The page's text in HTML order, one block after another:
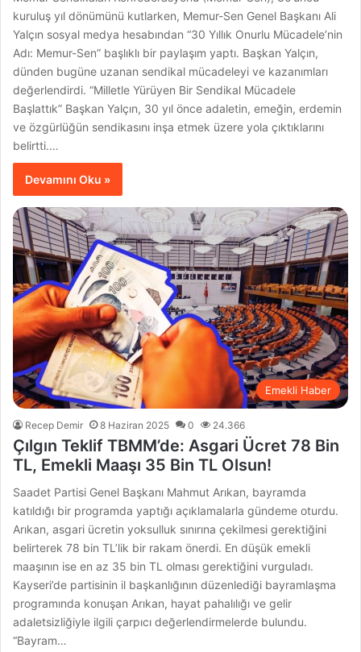
kuruluş yıl dönümünü kutlarken, Memur-Sen Genel Başkanı Ali
Yalçın sosyal medya hesabından “30 Yıllık Onurlu Mücadele’nin
Adı: Memur-Sen” başlıklı bir paylaşım yaptı. Başkan Yalçın,
dünden bugüne uzanan sendikal mücadeleyi ve kazanımları
değerlendirdi. “Milletle Yürüyen Bir Sendikal Mücadele
Başlattık” Başkan Yalçın, 30 yıl önce adaletin, emeğin, erdemin
ve özgürlüğün sendikasını inşa etmek üzere yola çıktıklarını
belirtti.…
Devamını Oku »
Emekli Haber
Recep Demir 8 Haziran 2025 0 24.366
Çılgın Teklif TBMM’de: Asgari Ücret 78 Bin
TL, Emekli Maaşı 35 Bin TL Olsun!
Saadet Partisi Genel Başkanı Mahmut Arıkan, bayramda
katıldığı bir programda yaptığı açıklamalarla gündeme oturdu.
Arıkan, asgari ücretin yoksulluk sınırına çekilmesi gerektiğini
belirterek 78 bin TL’lik bir rakam önerdi. En düşük emekli
maaşının ise en az 35 bin TL olması gerektiğini vurguladı.
Kayseri’de partisinin il başkanlığının düzenlediği bayramlaşma
programında konuşan Arıkan, hayat pahalılığı ve gelir
adaletsizliğiyle ilgili çarpıcı değerlendirmelerde bulundu.
“Bayram…